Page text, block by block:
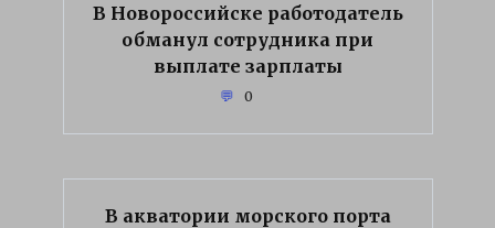
В Новороссийске работодатель
обманул сотрудника при
выплате зарплаты
0
В акватории морского порта